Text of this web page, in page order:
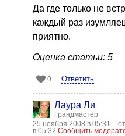
Да где только не
каждый раз
приятно.
Оценка статьи: 5
0 Ответить
Лаура Ли
Грандмастер
25 ноября 2008 в 05:31
в 05:32Сообщить